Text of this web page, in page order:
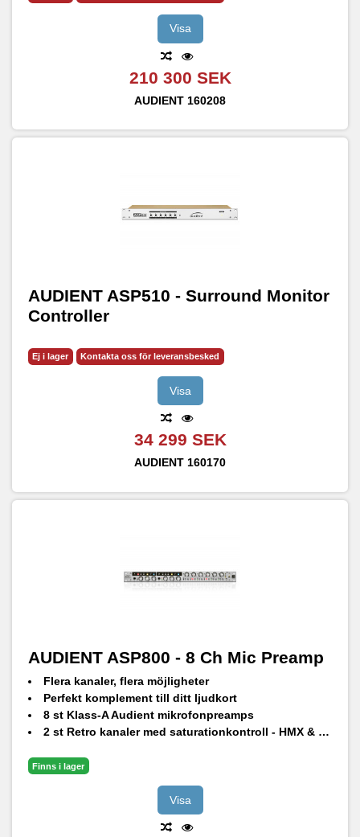
Visa
210 300 SEK
AUDIENT 160208
AUDIENT ASP510 - Surround Monitor
Controller
Ej i lager Kontakta oss för leveransbesked
Visa
34 299 SEK
AUDIENT 160170
AUDIENT ASP800 - 8 Ch Mic Preamp
Flera kanaler, flera möjligheter
Perfekt komplement till ditt ljudkort
8 st Klass-A Audient mikrofonpreamps
2 st Retro kanaler med saturationkontroll - HMX & IRON
2 st JFET D.I och ADAT utgång
Plugins og programvare (verdi 5000 kroner)
Finns i lager
Visa